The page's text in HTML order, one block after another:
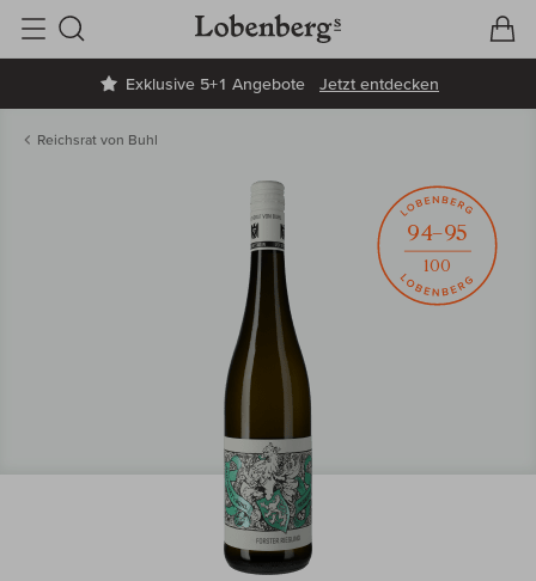
Exklusive 5+1 Angebote Jetzt entdecken
Suche
Reichsrat von Buhl
94–95
100